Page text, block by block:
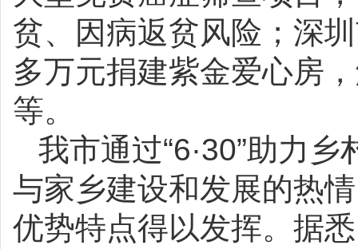
贫、因病返贫风险；深
多万元捐建紫金爱心房
等。
我市通过“6·30”助力
与家乡建设和发展的热
优势特点得以发挥。据